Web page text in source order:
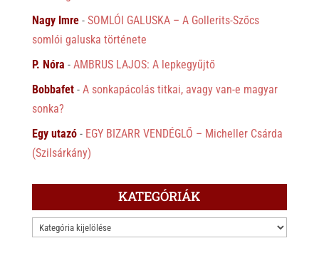
Nagy Imre- SOMLÓI GALUSKA – A Gollerits-Szőcs
somlói galuska története
P. Nóra - AMBRUS LAJOS: A lepkegyűjtő
Bobbafet- A sonkapácolás titkai, avagy van-e magyar
sonka?
Egy utazó- EGY BIZARR VENDÉGLŐ – Micheller Csárda
(Szilsárkány)
KATEGÓRIÁK
KATEGÓRIÁK